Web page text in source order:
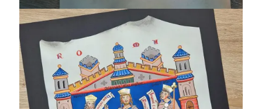
Personaggi della
storia